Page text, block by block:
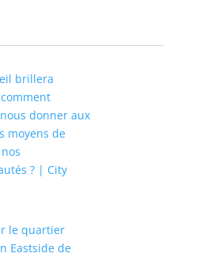
brillera
donner aux
moyens de
? | City
le quartier
Eastside de